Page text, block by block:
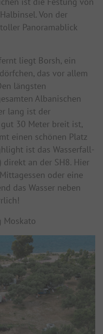
Von der
Panoramablick
liegt Borsh, ein
das vor allem
längsten
Albanischen
lang ist der
30 Meter breit ist,
einen schönen Platz
ist das Wasserfall-
direkt an der SH8. Hier
oder eine
das Wasser neben
Moskato